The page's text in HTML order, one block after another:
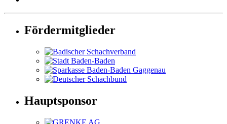
Fördermitglieder
Hauptsponsor